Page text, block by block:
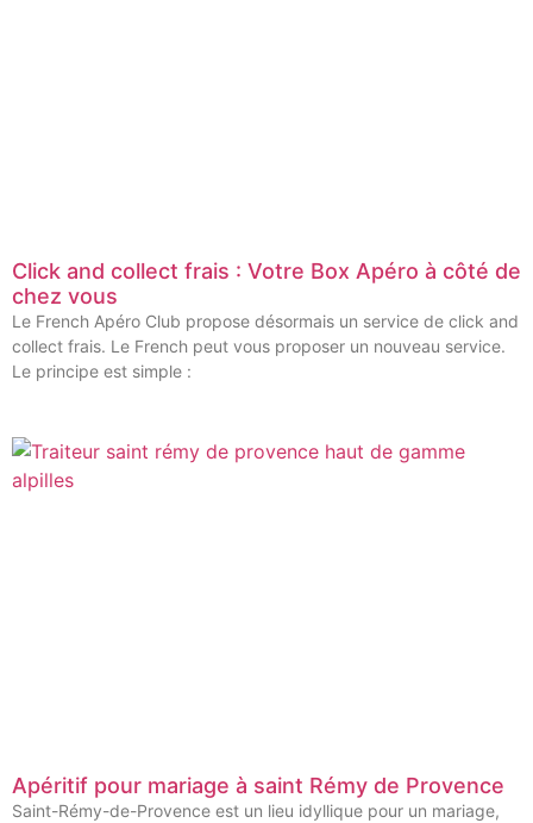
Click and collect frais : Votre Box Apéro à côté de
chez vous
Le French Apéro Club propose désormais un service de click and
collect frais. Le French peut vous proposer un nouveau service.
Le principe est simple :
Apéritif pour mariage à saint Rémy de Provence
Saint-Rémy-de-Provence est un lieu idyllique pour un mariage,